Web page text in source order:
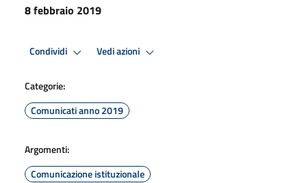
8 febbraio 2019
Condividi Vedi azioni
Categorie:
Comunicati anno 2019
Argomenti:
Comunicazione istituzionale